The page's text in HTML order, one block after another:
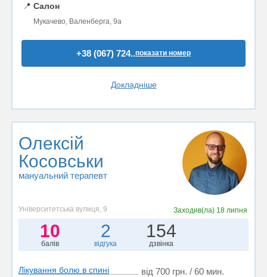
📍 Салон
Мукачево, Валенберга, 9а
+38 (067) 724..показати номер
Докладніше
Олексій
Косовськи
мануальний терапевт
Університетська вулиця, 9 Заходив(ла) 18 липня
10
балів
2
відгука
154
дзвінка
Лікування болю в спині від 700 грн. / 60 мин.